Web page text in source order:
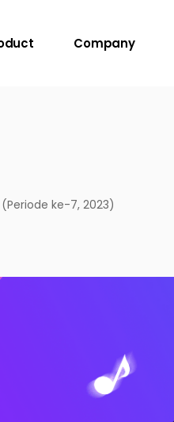
Company
ke-7, 2023)